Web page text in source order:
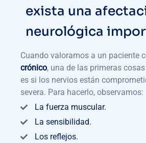
exista una
neurológica
Cuando valoramos a un paciente
crónico, una de las primeras
es si los nervios están
severa. Para hacerlo, observamos:
La fuerza muscular.
La sensibilidad.
Los reflejos.